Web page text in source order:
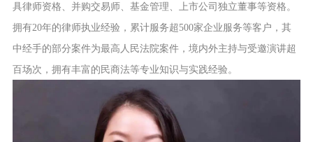
具律师资格、并购交易师、基金管理、上市公司独立董事等资格。
拥有20年的律师执业经验，累计服务超500家企业服务等客户，其
中经手的部分案件为最高人民法院案件，境内外主持与受邀演讲超
百场次，拥有丰富的民商法等专业知识与实践经验。